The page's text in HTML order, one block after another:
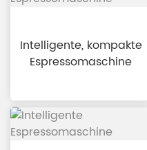
Intelligente, kompakte
Espressomaschine